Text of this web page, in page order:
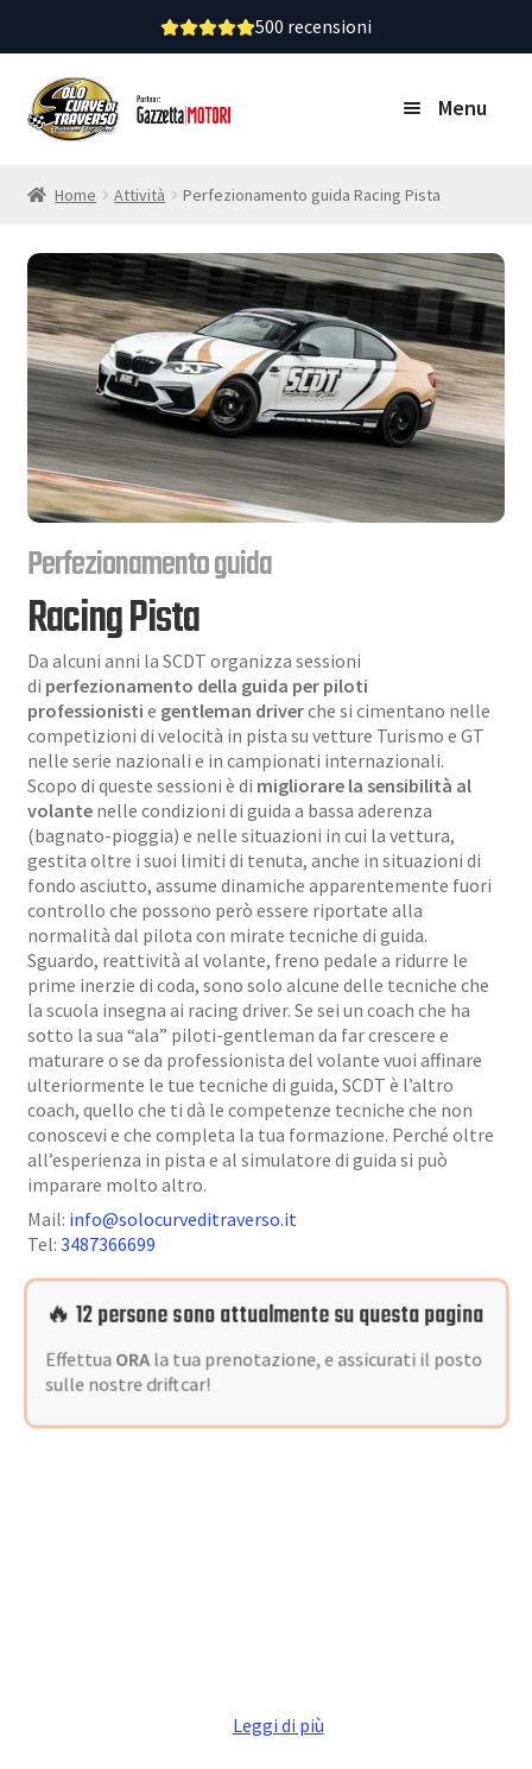
500 recensioni
Vai
alla
navigazione
Vai
al
contenuto
Menu
Home
Calendario
Attività
VOUCHER-BUONO
Dicono di noi
Faq
Contatti
Home Attività Perfezionamento guida Racing Pista
Perfezionamento guida
Racing Pista
Da alcuni anni la SCDT organizza sessioni
di perfezionamento della guida per piloti
professionisti e gentleman driverche si cimentano nelle
competizioni di velocità in pista su vetture Turismo e GT
nelle serie nazionali e in campionati internazionali.
Scopo di queste sessioni è di migliorare la sensibilità al
volantenelle condizioni di guida a bassa aderenza
(bagnato-pioggia) e nelle situazioni in cui la vettura,
gestita oltre i suoi limiti di tenuta, anche in situazioni di
fondo asciutto, assume dinamiche apparentemente fuori
controllo che possono però essere riportate alla
normalità dal pilota con mirate tecniche di guida.
Sguardo, reattività al volante, freno pedale a ridurre le
prime inerzie di coda, sono solo alcune delle tecniche che
la scuola insegna ai racing driver. Se sei un coach che ha
sotto la sua “ala” piloti-gentleman da far crescere e
maturare o se da professionista del volante vuoi affinare
ulteriormente le tue tecniche di guida, SCDT è l’altro
coach, quello che ti dà le competenze tecniche che non
conoscevi e che completa la tua formazione. Perché oltre
all’esperienza in pista e al simulatore di guida si può
imparare molto altro.
Mail: info@solocurveditraverso.it
Tel: 3487366699
🔥 12 persone sono attualmente su questa pagina
EffettuaORAla tua prenotazione, e assicurati il posto
sulle nostre driftcar!
Leggi di più